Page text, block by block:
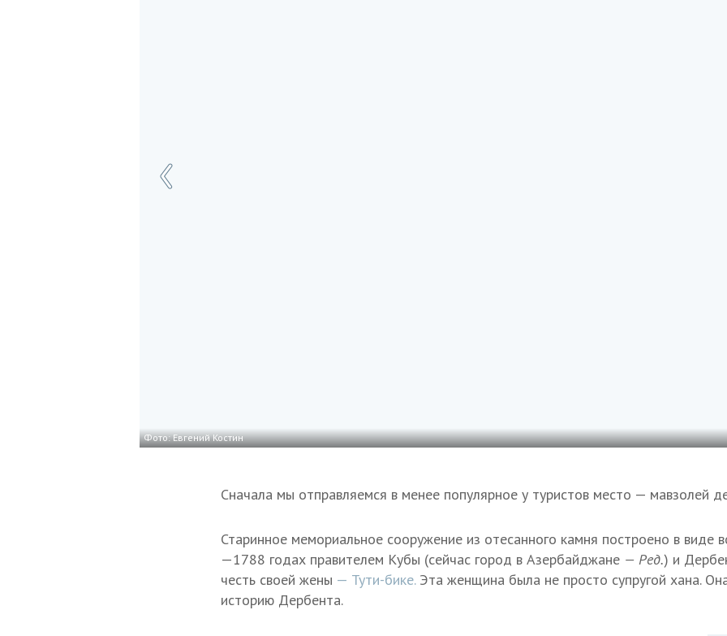
Фото: Евгений Костин
Сначала мы отправляемся в менее популярное у туристов место — мавзолей
Старинное мемориальное сооружение из отесанного камня построено в виде
—1788 годах правителем Кубы (сейчас город в Азербайджане — Ред.) и
честь своей жены — Тути-бике.Эта женщина была не просто супругой хана.
историю Дербента.